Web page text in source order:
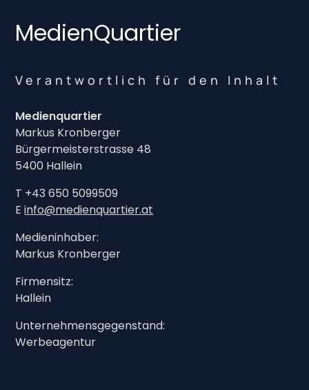
MedienQuartier
Verantwortlich für den Inhalt
Medienquartier
Markus Kronberger
Bürgermeisterstrasse 48
5400 Hallein
T +43 650 5099509
Einfo@medienquartier.at
Medieninhaber:
Markus Kronberger
Firmensitz:
Hallein
Unternehmensgegenstand:
Werbeagentur